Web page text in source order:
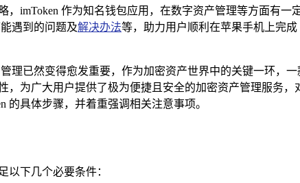
，imToken 作为知名钱包应用，在数字资产管理等方面有
遇到的问题及解决办法等，助力用户顺利在苹果手机上完
理已然变得愈发重要，作为加密资产世界中的关键一环，
为广大用户提供了极为便捷且安全的加密资产管理服务
的具体步骤，并着重强调相关注意事项。
以下几个必要条件：